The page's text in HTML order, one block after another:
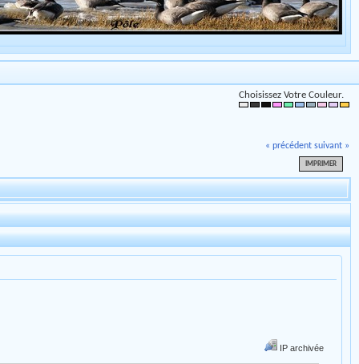
Choisissez Votre Couleur.
« précédent suivant »
IMPRIMER
IP archivée